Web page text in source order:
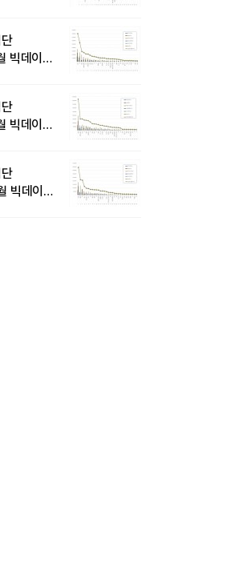
빅데이터
빅데이터
빅데이터